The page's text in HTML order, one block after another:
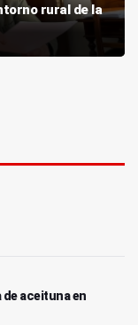
rural de la
aceituna en